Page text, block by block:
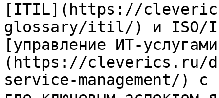
[ITIL](https://
glossary/itil/) и ISO/
[управление ИТ-
(https://cleverics.ru/
service-management/) с